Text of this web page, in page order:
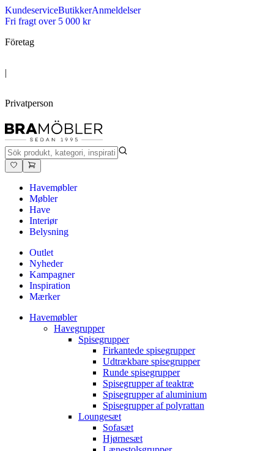
KundeserviceButikkerAnmeldelser
Fri fragt over 5 000 kr
Företag
|
Privatperson
Havemøbler
Møbler
Have
Interiør
Belysning
Outlet
Nyheder
Kampagner
Inspiration
Mærker
Havemøbler
Havegrupper
Spisegrupper
Firkantede spisegrupper
Udtrækbare spisegrupper
Runde spisegrupper
Spisegrupper af teaktræ
Spisegrupper af aluminium
Spisegrupper af polyrattan
Loungesæt
Sofasæt
Hjørnesæt